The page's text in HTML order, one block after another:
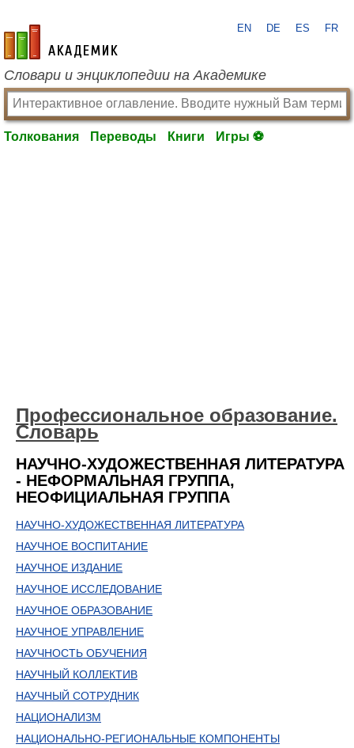
academic.ru
EN DE ES FR
Словари и энциклопедии на Академике
Толкования Переводы Книги Игры ⚽
Профессиональное образование.
Словарь
НАУЧНО-ХУДОЖЕСТВЕННАЯ ЛИТЕРАТУРА
- НЕФОРМАЛЬНАЯ ГРУППА,
НЕОФИЦИАЛЬНАЯ ГРУППА
НАУЧНО-ХУДОЖЕСТВЕННАЯ ЛИТЕРАТУРА
НАУЧНОЕ ВОСПИТАНИЕ
НАУЧНОЕ ИЗДАНИЕ
НАУЧНОЕ ИССЛЕДОВАНИЕ
НАУЧНОЕ ОБРАЗОВАНИЕ
НАУЧНОЕ УПРАВЛЕНИЕ
НАУЧНОСТЬ ОБУЧЕНИЯ
НАУЧНЫЙ КОЛЛЕКТИВ
НАУЧНЫЙ СОТРУДНИК
НАЦИОНАЛИЗМ
НАЦИОНАЛЬНО-РЕГИОНАЛЬНЫЕ КОМПОНЕНТЫ